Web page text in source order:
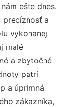
ešte dnes.
precíznosť a
vykonanej
malé
a zbytočné
patrí
a úprimná
zákazníka,